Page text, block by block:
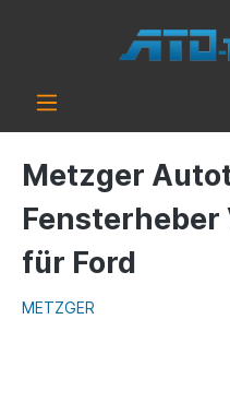
Metzger
Fensterheber
für Ford
METZGER